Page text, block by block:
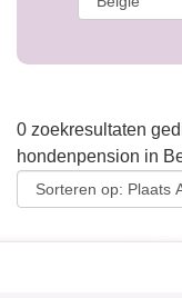
0 zoekresultaten
hondenpension in